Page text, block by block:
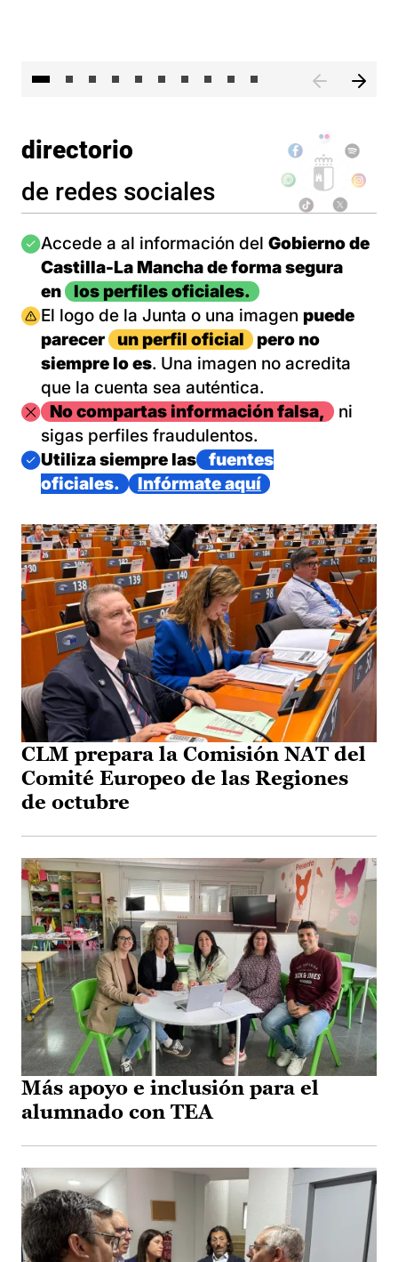
directorio
de redes sociales
Imagen
Accede a al información del Gobierno de
Castilla-La Mancha de forma segura
en
los perfiles oficiales.
Imagen
El logo de la Junta o una imagen puede
parecer
un perfil oficial
pero no
siempre lo es. Una imagen no acredita
que la cuenta sea auténtica.
ImagenNo compartas información falsa,
ni
sigas perfiles fraudulentos.
Imagen
Utiliza siempre las
fuentes
oficiales.
Infórmate aquí
CLM prepara la Comisión NAT del
Comité Europeo de las Regiones
de octubre
Más apoyo e inclusión para el
alumnado con TEA